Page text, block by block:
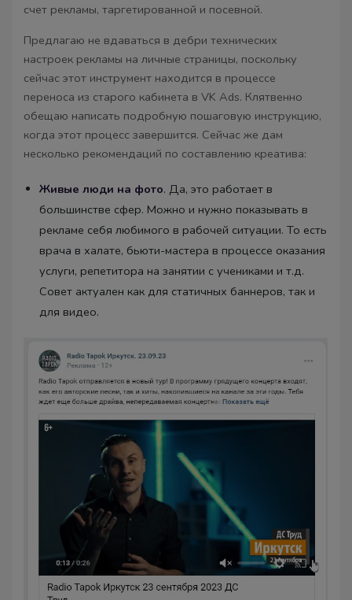
счет рекламы, таргетированной и посевной.
Предлагаю не вдаваться в дебри технических
настроек рекламы на личные страницы, поскольку
сейчас этот инструмент находится в процессе
переноса из старого кабинета в VK Ads. Клятвенно
обещаю написать подробную пошаговую инструкцию,
когда этот процесс завершится. Сейчас же дам
несколько рекомендаций по составлению креатива:
Живые люди на фото. Да, это работает в
большинстве сфер. Можно и нужно показывать в
рекламе себя любимого в рабочей ситуации. То есть
врача в халате, бьюти-мастера в процессе оказания
услуги, репетитора на занятии с учениками и т.д.
Совет актуален как для статичных баннеров, так и
для видео.